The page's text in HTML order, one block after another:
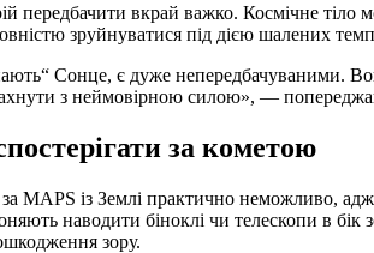
передбачити вкрай важко. Космічне тіло
зруйнуватися під дією шалених
Сонце, є дуже непередбачуваними.
з неймовірною силою», —
за кометою
за MAPS із Землі практично неможливо,
наводити біноклі чи телескопи в
зору.